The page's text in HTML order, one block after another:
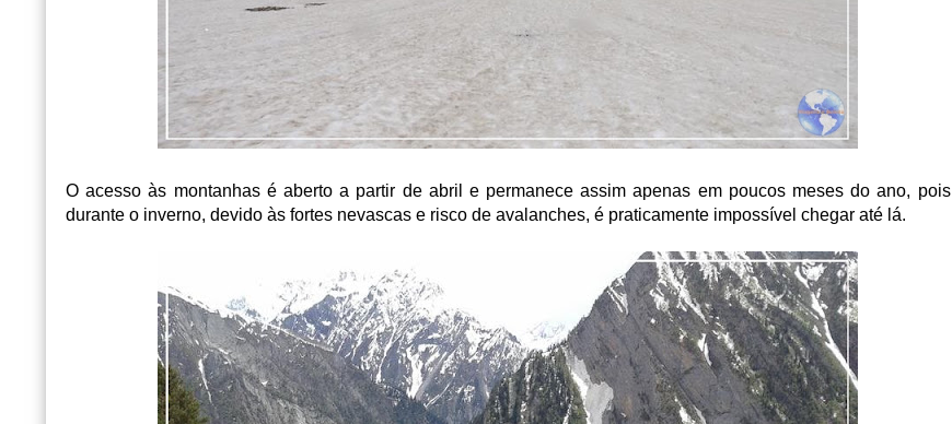
O acesso às montanhas é aberto a partir de abril e permanece assim apenas em poucos meses do ano, pois
durante o inverno, devido às fortes nevascas e risco de avalanches, é praticamente impossível chegar até lá.